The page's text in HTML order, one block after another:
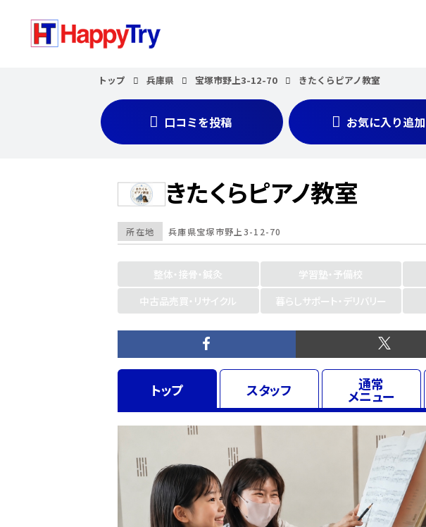
トップ 兵庫県 宝塚市野上3-12-70 きたくらピアノ教室
口コミを投稿 お気に入り追加
きたくらピアノ教室
所在地 兵庫県宝塚市野上3-12-70
整体・接骨・鍼灸 学習塾・予備校
中古品売買・リサイクル
暮らしサポート・デリバリー
トップ スタッフ 通常
メニュー